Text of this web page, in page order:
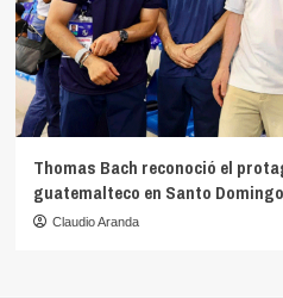
Thomas Bach reconoció el
guatemalteco en Santo
Claudio Aranda